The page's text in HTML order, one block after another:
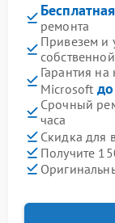
ремонта
Привезем и
Гарантия
Microsoft
Срочный
часа
Скидка для
Получите